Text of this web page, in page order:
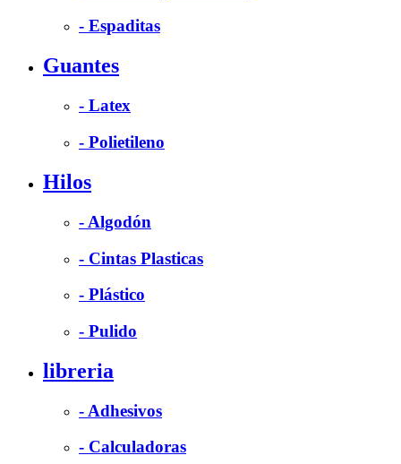
- Espaditas
Guantes
- Latex
- Polietileno
Hilos
- Algodón
- Cintas Plasticas
- Plástico
- Pulido
libreria
- Adhesivos
- Calculadoras